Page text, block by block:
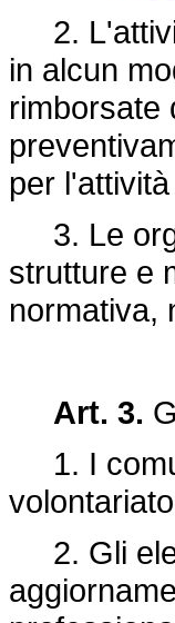
2.
in alcun
rimborsate
per
3. Le
strutture e
normativa,
Art. 3.
1. I
2. Gli